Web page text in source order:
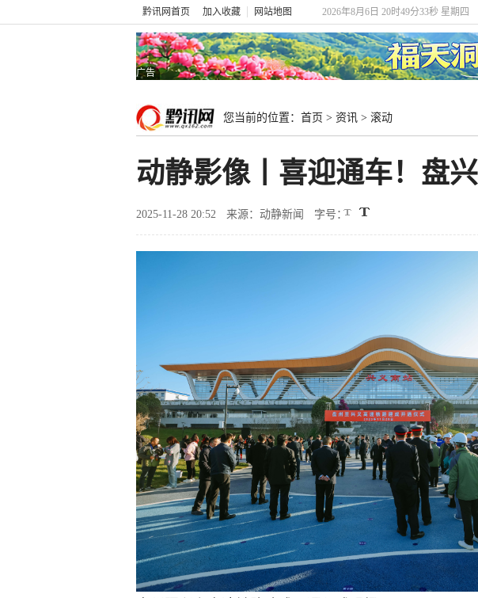
黔讯网首页 加入收藏 网站地图 2026年8月6日 20时49分35秒 星期四
广告
您当前的位置： 首页 > 资讯 > 滚动
动静影像丨喜迎通车！盘
2025-11-28 20:52 来源：动静新闻 字号：